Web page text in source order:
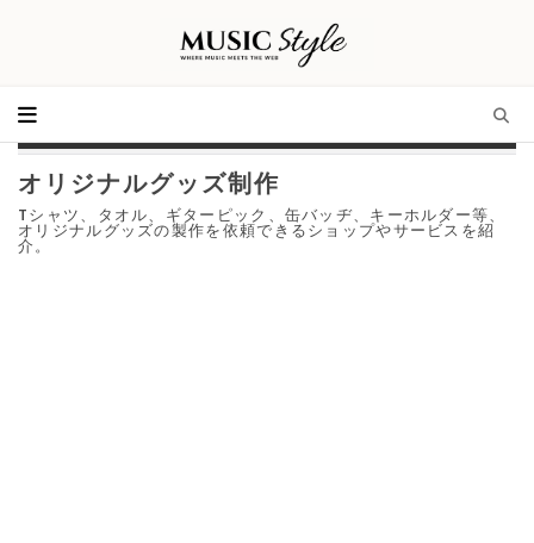
オリジナルグッズ制作
Tシャツ、タオル、ギターピック、缶バッヂ、キーホルダー等、
オリジナルグッズの製作を依頼できるショップやサービスを紹
介。